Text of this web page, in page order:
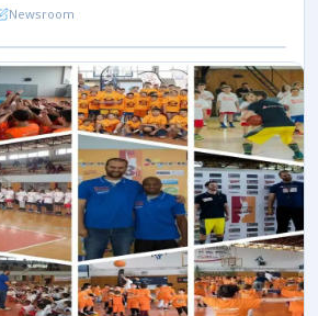
Newsroom